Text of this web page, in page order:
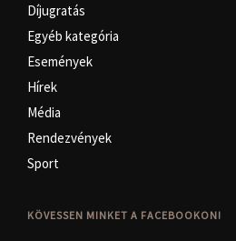
Díjugratás
Egyéb kategória
Események
Hírek
Média
Rendezvények
Sport
KÖVESSEN MINKET A FACEBOOKON!